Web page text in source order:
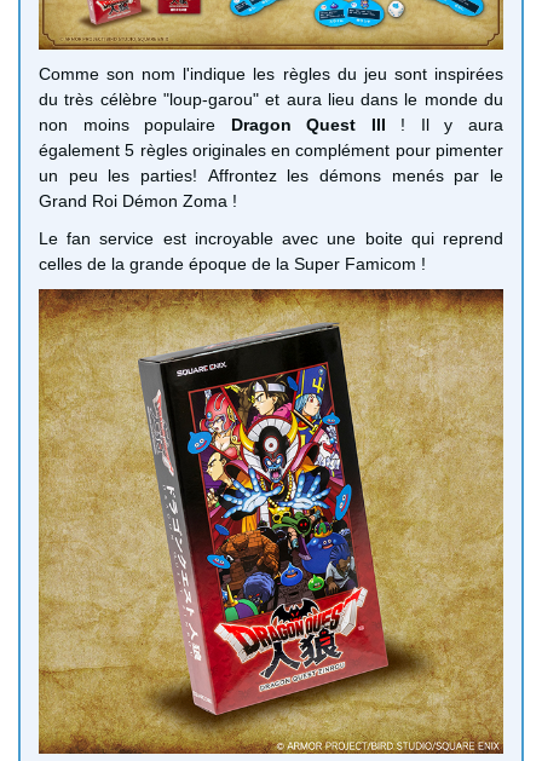
Comme son nom l'indique les règles du jeu sont inspirées
du très célèbre "loup-garou" et aura lieu dans le monde du
non moins populaire Dragon Quest III ! Il y aura
également 5 règles originales en complément pour pimenter
un peu les parties! Affrontez les démons menés par le
Grand Roi Démon Zoma !
Le fan service est incroyable avec une boite qui reprend
celles de la grande époque de la Super Famicom !